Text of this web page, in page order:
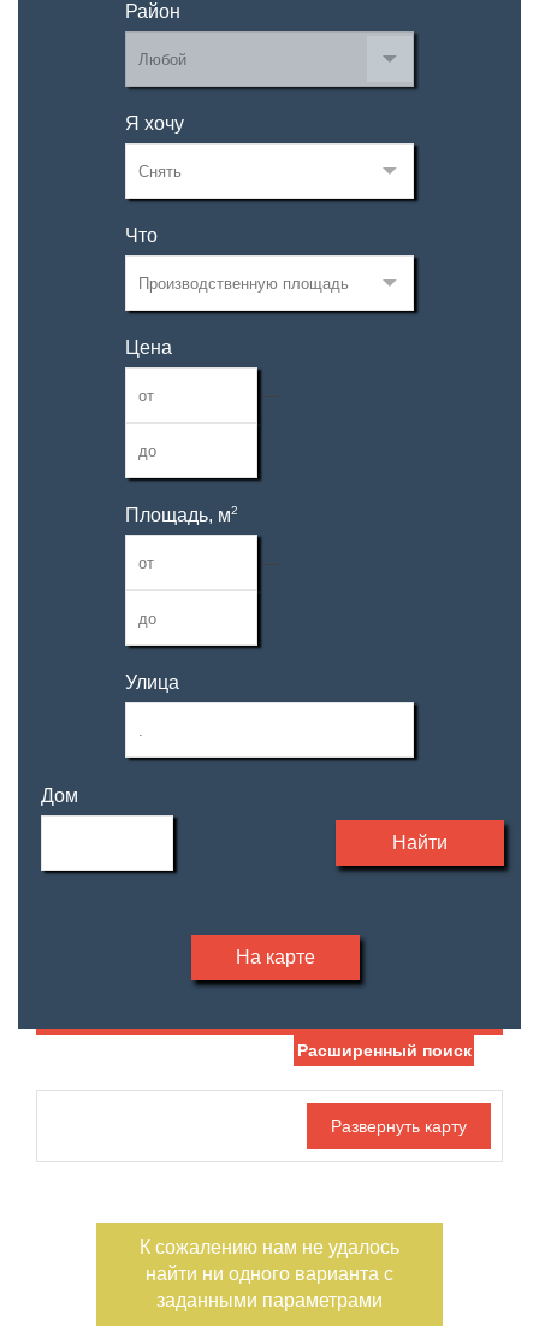
Район
Я хочу
Что
Цена
—
Площадь, м2
—
Улица
Дом
Найти
На карте
С фото
Отдельный вход
Расширенный поиск
К сожалению нам не удалось
найти ни одного варианта с
заданными параметрами